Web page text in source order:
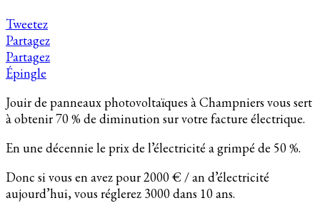
Tweetez
Partagez
Partagez
Épingle
Jouir de panneaux photovoltaïques à Champniers vous sert
à obtenir 70 % de diminution sur votre facture électrique.
En une décennie le prix de l’électricité a grimpé de 50 %.
Donc si vous en avez pour 2000 € / an d’électricité
aujourd’hui, vous réglerez 3000 dans 10 ans.